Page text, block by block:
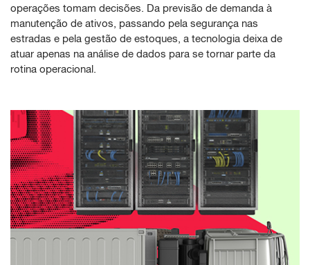
operações tomam decisões. Da previsão de demanda à
manutenção de ativos, passando pela segurança nas
estradas e pela gestão de estoques, a tecnologia deixa de
atuar apenas na análise de dados para se tornar parte da
rotina operacional.